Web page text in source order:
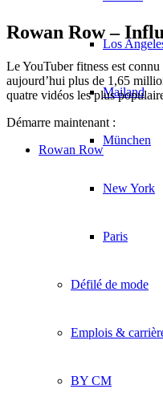
Los
Mailand
München
New York
Paris
Défilé de mode
Emplois &
BY CM
Rowan Row –
Le YouTuber fitness est
aujourd’hui plus de 1,65
quatre vidéos les plus
Démarre maintenant :
Rowan Row